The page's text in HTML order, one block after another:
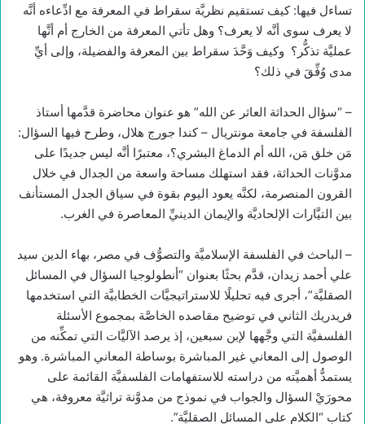
تساءل فيها: كيف تستقيم نظريَّة سقراط في المعرفة مع ادِّعاءه أنَّه
لا يعرف سوى أنَّه لا يعرف؟ وهل تأتي المعرفة من الخارج أم أنَّها
عمليَّة تذكُّر؟ وكيف وَحَّدَ سقراط بين المعرفة والفضيلة، وإلى أيِّ
مدى وُفِّقَ في ذلك؟
– “سؤال الحداثة العاثر عن الله” هو عنوان محاضرة قدَّمها أستاذ
الفلسفة في جامعة مونتريال – كندا جورج هلال، وطرح فيها السؤال:
مَن خلق مَن، الله أم الدماغ البشري؟، معتبرًا أنَّه ليس جديدًا على
مدوَّنات الحداثة، فقد استهلك مساحة واسعة من الجدال في خلال
القرون المنصرمة، لكنَّه يعود اليوم بقوة في سياق الجدل المستأنف
بين التيَّارات الإلحاديَّة والإيمان الدينيِّ المعاصرة في الغرب.
– الباحث في الفلسفة الإسلاميَّة والتصوُّف في مصر، بهاء الدين سيد
علي أحمد زيدان، قدَّم بحثًا بعنوان “أنطولوجيا السؤال في المسائل
الصقليَّة”، أجرى فيه تحليلًا للاستراتيجيَّات الخطابيَّة التي استخدمها
فريدريك الثاني في توضيح مقاصده الخاصَّة بمجموع الأسئلة
الفلسفيَّة التي وجَّهها لإبن سبعين، إذ يرصد الآليَّات التي تمكِّنه من
الوصول إلى المعاني غير المباشرة بوساطة المعاني المباشرة. وهو
يستمدُّ أهميَّته من دراسته للاستفهامات الفلسفيَّة القائمة على
محورَيْ السؤال والجواب في نموذج من مدوَّنة تراثيَّة معروفة، هي
كتاب “الكلام على المسائل الصقليَّة”.